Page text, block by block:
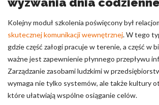
Kolejny moduł szkolenia poświęcony był
skutecznej komunikacji wewnętrznej. W tego
gdzie część załogi pracuje w terenie, a część w
ważne jest zapewnienie płynnego przepływu
Zarządzanie zasobami ludzkimi w
wymaga nie tylko systemów, ale także kultury
które ułatwiają wspólne osiąganie celów.